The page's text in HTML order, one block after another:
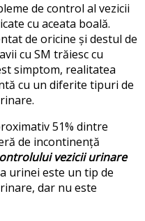
de control al vezicii
cu aceata boală.
de oricine și destul de
cu SM trăiesc cu
simptom, realitatea
cu un diferite tipuri de
51% dintre
de incontinență
vezicii urinare
urinei este un tip de
dar nu este